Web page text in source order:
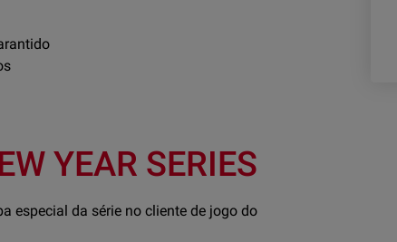
YEAR SERIES
especial da série no cliente de jogo do